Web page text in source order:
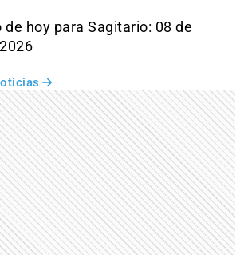
de hoy para Sagitario: 08 de